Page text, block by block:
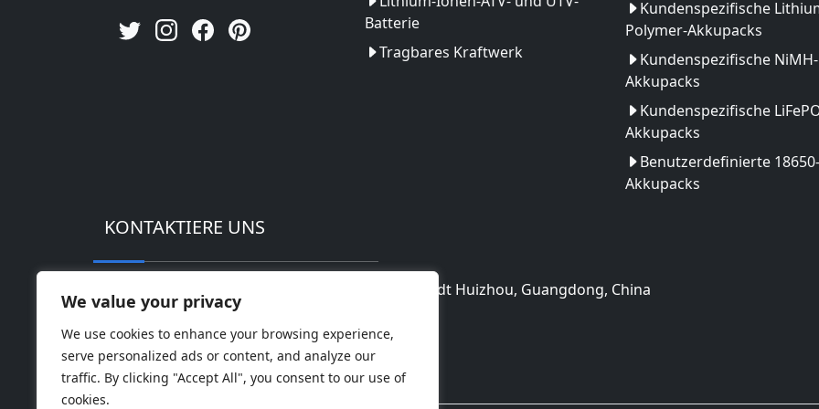
We value your privacy
We use cookies to enhance your browsing experience,
serve personalized ads or content, and analyze our
traffic. By clicking "Accept All", you consent to our use of
cookies.
Batterie
Tragbares Kraftwerk
Kundenspezifische
Polymer-Akkupacks
Kundenspezifische NiMH-
Akkupacks
Kundenspezifische
Akkupacks
Benutzerdefinierte 18650-
Akkupacks
KONTAKTIERE UNS
Adresse: Hightech-Industriepark Huinan, Stadt Huizhou, Guangdong, China
Telefon: 0086-18169936698
Email: info@jbbatterychina.com